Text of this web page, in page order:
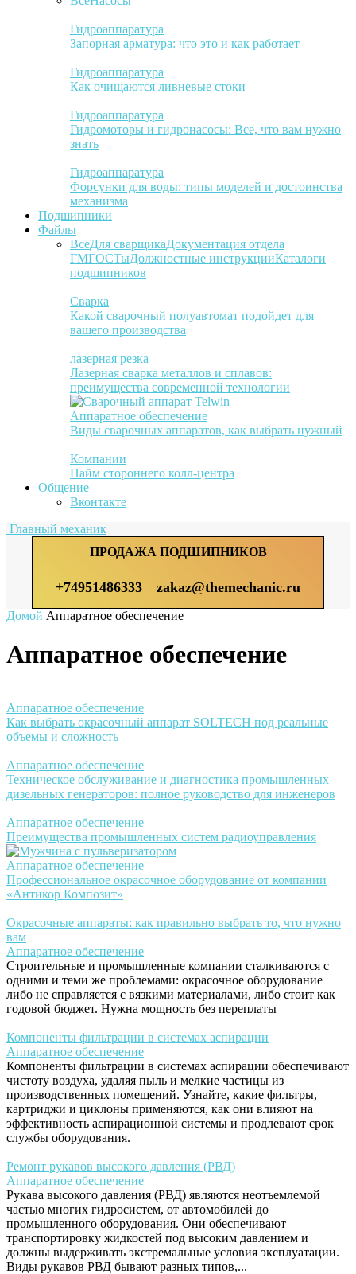
Гидроаппаратура
Запорная арматура: что это и как работает
Гидроаппаратура
Как очищаются ливневые стоки
Гидроаппаратура
Гидромоторы и гидронасосы: Все, что вам нужно
знать
Гидроаппаратура
Форсунки для воды: типы моделей и достоинства
механизма
Подшипники
Файлы
ВсеДля сварщикаДокументация отдела
ГМГОСТыДолжностные инструкцииКаталоги
подшипников
Сварка
Какой сварочный полуавтомат подойдет для
вашего производства
лазерная резка
Лазерная сварка металлов и сплавов:
преимущества современной технологии
Аппаратное обеспечение
Виды сварочных аппаратов, как выбрать нужный
Компании
Найм стороннего колл-центра
Общение
Вконтакте
Главный механик
ПРОДАЖА ПОДШИПНИКОВ
+74951486333 zakaz@themechanic.ru
Домой Аппаратное обеспечение
Аппаратное обеспечение
Аппаратное обеспечение
Как выбрать окрасочный аппарат SOLTECH под реальные
объемы и сложность
Аппаратное обеспечение
Техническое обслуживание и диагностика промышленных
дизельных генераторов: полное руководство для инженеров
Аппаратное обеспечение
Преимущества промышленных систем радиоуправления
Аппаратное обеспечение
Профессиональное окрасочное оборудование от компании
«Антикор Композит»
Окрасочные аппараты: как правильно выбрать то, что нужно
вам
Аппаратное обеспечение
Строительные и промышленные компании сталкиваются с
одними и теми же проблемами: окрасочное оборудование
либо не справляется с вязкими материалами, либо стоит как
годовой бюджет. Нужна мощность без переплаты
Компоненты фильтрации в системах аспирации
Аппаратное обеспечение
Компоненты фильтрации в системах аспирации обеспечивают
чистоту воздуха, удаляя пыль и мелкие частицы из
производственных помещений. Узнайте, какие фильтры,
картриджи и циклоны применяются, как они влияют на
эффективность аспирационной системы и продлевают срок
службы оборудования.
Ремонт рукавов высокого давления (РВД)
Аппаратное обеспечение
Рукава высокого давления (РВД) являются неотъемлемой
частью многих гидросистем, от автомобилей до
промышленного оборудования. Они обеспечивают
транспортировку жидкостей под высоким давлением и
должны выдерживать экстремальные условия эксплуатации.
Виды рукавов РВД бывают разных типов,...